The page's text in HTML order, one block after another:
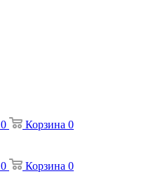
0 Корзина 0
0 Корзина 0